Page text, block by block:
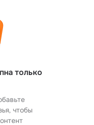
только
чтобы